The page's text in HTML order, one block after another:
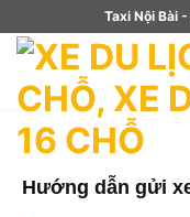
Taxi Nội Bài
Hướng dẫn gửi